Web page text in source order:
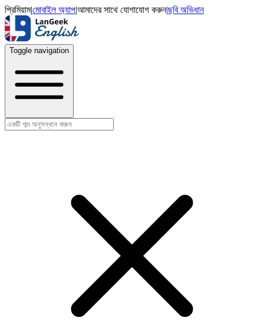
প্রিমিয়াম|মোবাইল অ্যাপ|আমাদের সাথে যোগাযোগ করুন|ছবি অভিধান
Toggle navigation